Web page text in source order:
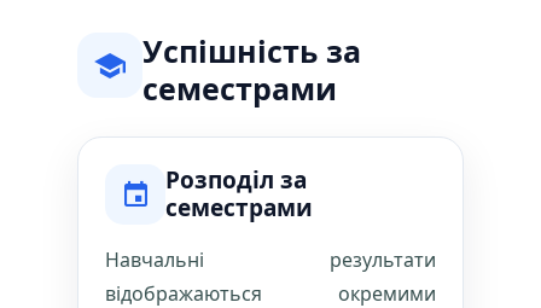
Успішність за
семестрами
Розподіл за
семестрами
Навчальні результати
відображаються окремими